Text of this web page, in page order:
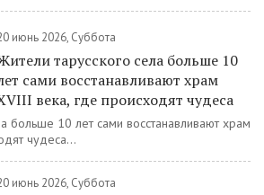
июнь 2026, Суббота
тарусского села больше 10
сами восстанавливают храм
века, где происходят чудеса
больше 10 лет сами восстанавливают храм
чудеса...
июнь 2026, Суббота